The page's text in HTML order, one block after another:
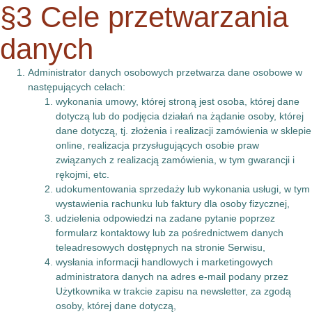
§3 Cele przetwarzania
danych
Administrator danych osobowych przetwarza dane osobowe w
następujących celach:
wykonania umowy, której stroną jest osoba, której dane
dotyczą lub do podjęcia działań na żądanie osoby, której
dane dotyczą, tj. złożenia i realizacji zamówienia w sklepie
online, realizacja przysługujących osobie praw
związanych z realizacją zamówienia, w tym gwarancji i
rękojmi, etc.
udokumentowania sprzedaży lub wykonania usługi, w tym
wystawienia rachunku lub faktury dla osoby fizycznej,
udzielenia odpowiedzi na zadane pytanie poprzez
formularz kontaktowy lub za pośrednictwem danych
teleadresowych dostępnych na stronie Serwisu,
wysłania informacji handlowych i marketingowych
administratora danych na adres e-mail podany przez
Użytkownika w trakcie zapisu na newsletter, za zgodą
osoby, której dane dotyczą,